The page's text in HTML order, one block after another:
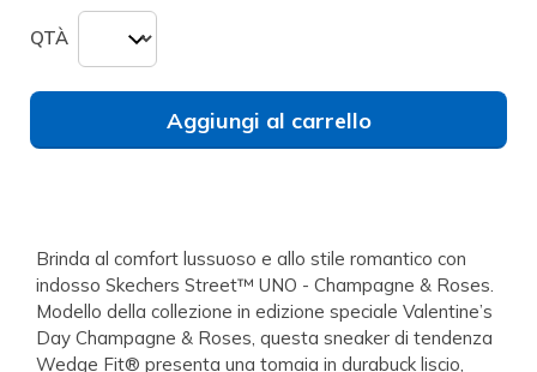
QTÀ
Aggiungi al carrello
Brinda al comfort lussuoso e allo stile romantico con
indosso Skechers Street™ UNO - Champagne & Roses.
Modello della collezione in edizione speciale Valentine’s
Day Champagne & Roses, questa sneaker di tendenza
Wedge Fit® presenta una tomaia in durabuck liscio,